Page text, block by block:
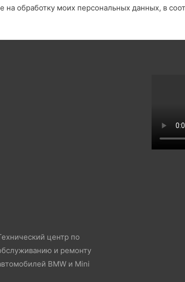
на обработку моих персональных данных, в
центр по
и ремонту
BMW и Mini